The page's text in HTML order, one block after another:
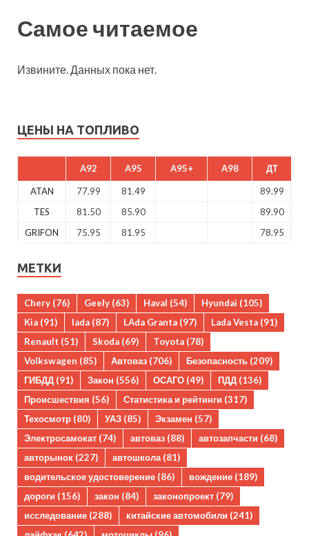
Самое читаемое
Извините. Данных пока нет.
ЦЕНЫ НА ТОПЛИВО
A92 A95 A95+ A98 ДТ
ATAN 77.99 81.49
89.99
TES
81.50 85.90
89.90
GRIFON
75.95 81.95 78.95
МЕТКИ
Chery (76) Geely (63) Haval (54) Hyundai (105)
Kia (91) lada (87) LAda Granta (97) Lada Vesta (91)
Renault (51) Skoda (69) Toyota (78)
Volkswagen (85) Автоваз (706) Безопасность (209)
ГИБДД (91) Закон (556) ОСАГО (49) ПДД (136)
Происшествия (56) Статистика и рейтинги (317)
Техосмотр (80) УАЗ (85) Экзамен (57)
Электросамокат (74) автоваз (88) автозапчасти (68)
авторынок (227) автошкола(81)
водительское удостоверение (86) вождение (189)
дороги (156) закон (84) законопроект (79)
исследование (288) китайские автомобили (241)